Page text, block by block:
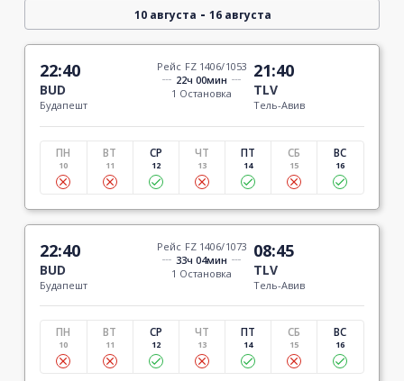
10 августа - 16 августа
22:40
BUD
Будапешт
Рейс FZ 1406/1053
22ч 00мин
1 Остановка
21:40
TLV
Тель-Авив
ПН
10
ВТ
11
СР
12
ЧТ
13
ПТ
14
СБ
15
ВС
16
22:40
BUD
Будапешт
Рейс FZ 1406/1073
33ч 04мин
1 Остановка
08:45
TLV
Тель-Авив
ПН
10
ВТ
11
СР
12
ЧТ
13
ПТ
14
СБ
15
ВС
16